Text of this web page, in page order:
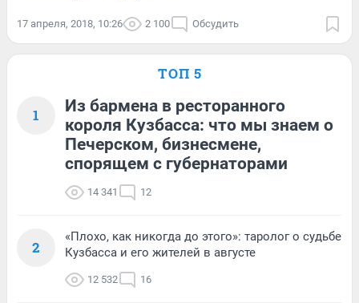
17 апреля, 2018, 10:26 2 100 Обсудить
ТОП 5
1
Из бармена в ресторанного
короля Кузбасса: что мы знаем о
Печерском, бизнесмене,
спорящем с губернаторами
14 341 12
2
«Плохо, как никогда до этого»: таролог о судьбе
Кузбасса и его жителей в августе
12 532 16